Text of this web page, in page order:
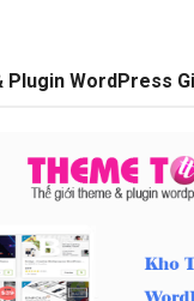
Plugin WordPress